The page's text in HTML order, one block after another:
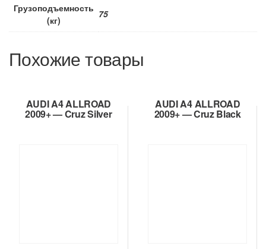
Грузоподъемность
(кг)
75
Похожие товары
AUDI A4 ALLROAD
2009+ — Cruz Silver
AUDI A4 ALLROAD
2009+ — Cruz Black